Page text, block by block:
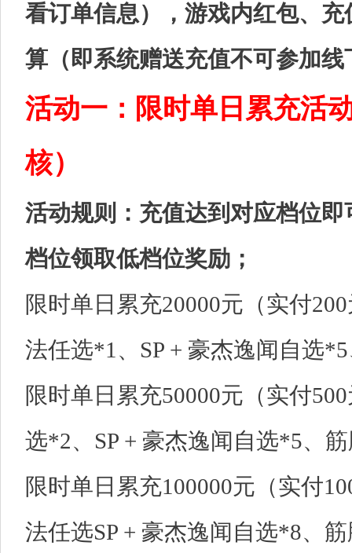
看订单信息），游戏内红包、
算（即系统赠送充值不可参加线
活动一：限时单日累充活
核）
活动规则：充值达到对应档位
档位领取低档位奖励；
限时单日累充20000元（实付
法任选*1、SP + 豪杰逸闻自选
限时单日累充50000元（实付
选*2、SP + 豪杰逸闻自选*5、
限时单日累充100000元（实付
法任选SP + 豪杰逸闻自选*8、